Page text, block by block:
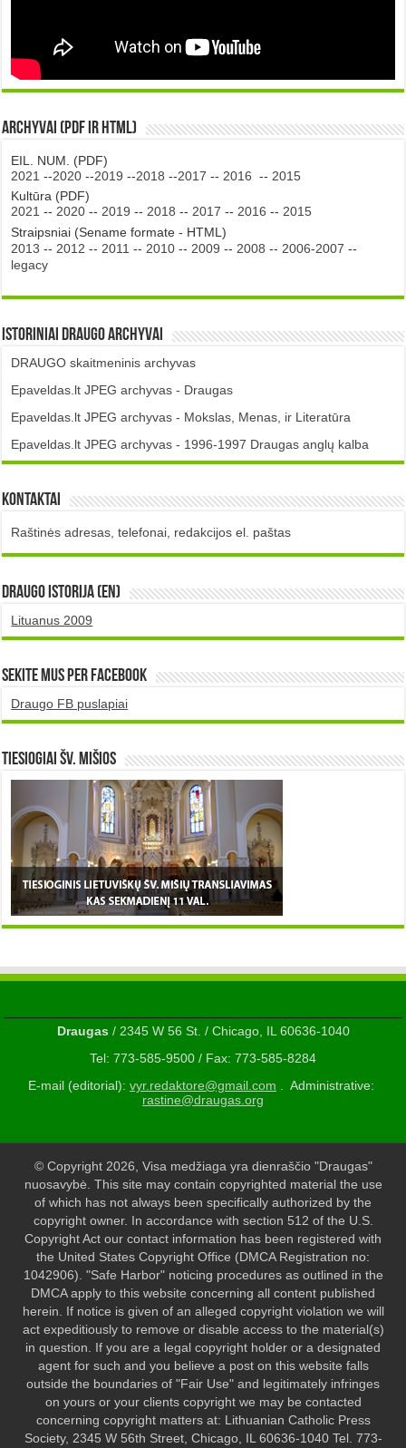
Archyvai (PDF ir HTML)
EIL. NUM. (PDF)
2021 --2020 --2019 --2018 --2017 -- 2016 -- 2015
Kultūra (PDF)
2021 -- 2020 -- 2019 -- 2018 -- 2017 -- 2016 -- 2015
Straipsniai (Sename formate - HTML)
2013 -- 2012 -- 2011 -- 2010 -- 2009 -- 2008 -- 2006-2007 --
legacy
Istoriniai DRAUGO Archyvai
DRAUGO skaitmeninis archyvas
Epaveldas.lt JPEG archyvas - Draugas
Epaveldas.lt JPEG archyvas - Mokslas, Menas, ir Literatūra
Epaveldas.lt JPEG archyvas - 1996-1997 Draugas anglų kalba
Kontaktai
Raštinės adresas, telefonai, redakcijos el. paštas
DRAUGO istorija (EN)
Lituanus 2009
Sekite mus per Facebook
Draugo FB puslapiai
TIESIOGIAI šv. MIŠIOS
Draugas/ 2345 W 56 St. / Chicago, IL 60636-1040
Tel: 773-585-9500 / Fax: 773-585-8284
E-mail (editorial): vyr.redaktore@gmail.com . Administrative:
rastine@draugas.org
© Copyright 2026, Visa medžiaga yra dienraščio "Draugas"
nuosavybė. This site may contain copyrighted material the use
of which has not always been specifically authorized by the
copyright owner. In accordance with section 512 of the U.S.
Copyright Act our contact information has been registered with
the United States Copyright Office (DMCA Registration no:
1042906). "Safe Harbor" noticing procedures as outlined in the
DMCA apply to this website concerning all content published
herein. If notice is given of an alleged copyright violation we will
act expeditiously to remove or disable access to the material(s)
in question. If you are a legal copyright holder or a designated
agent for such and you believe a post on this website falls
outside the boundaries of "Fair Use" and legitimately infringes
on yours or your clients copyright we may be contacted
concerning copyright matters at: Lithuanian Catholic Press
Society, 2345 W 56th Street, Chicago, IL 60636-1040 Tel. 773-